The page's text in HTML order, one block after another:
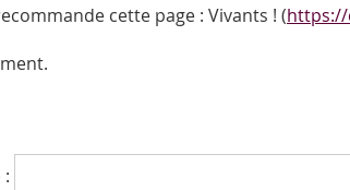
cette page : Vivants ! (https://